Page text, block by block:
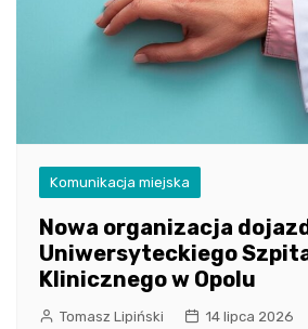
Komunikacja miejska
Nowa organizacja
Uniwersyteckiego
Klinicznego w Opolu
Tomasz Lipiński 14 lipca 2026